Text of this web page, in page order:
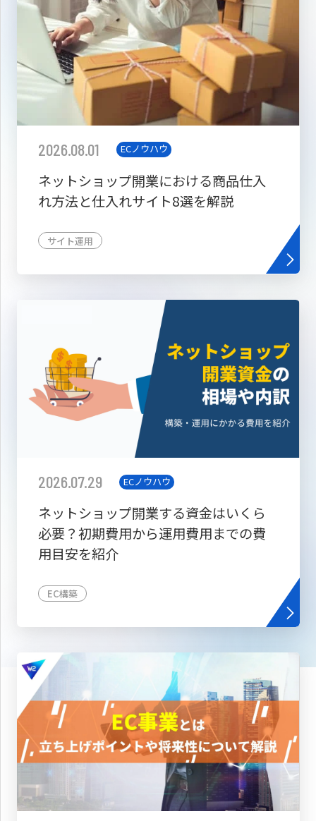
2026.08.01 ECノウハウ
ネットショップ開業における商品仕入
れ方法と仕入れサイト8選を解説
サイト運用
2026.07.29 ECノウハウ
ネットショップ開業する資金はいくら
必要？初期費用から運用費用までの費
用目安を紹介
EC構築